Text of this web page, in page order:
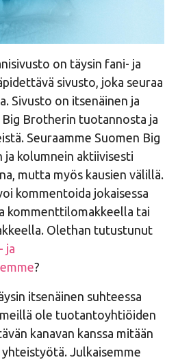
on täysin fani- ja
sivusto, joka seuraa
Sivusto on itsenäinen ja
Brotherin tuotannosta ja
Seuraamme Suomen Big
ja kolumnein aktiivisesti
mutta myös kausien välillä.
kommentoida jokaisessa
kommenttilomakkeella tai
Olethan tutustunut
ja
?
itsenäinen suhteessa
ole tuotantoyhtiöiden
kanavan kanssa mitään
Julkaisemme